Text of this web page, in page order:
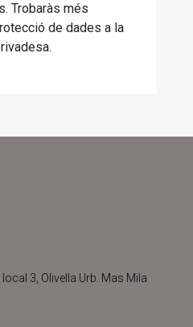
Trobaràs més
de dades a la
3, Olivella Urb. Mas Mila